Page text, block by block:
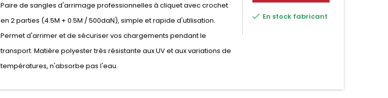
Paire de sangles d'arrimage professionnelles à cliquet avec crochet
en 2 parties (4.5M + 0.5M / 500daN), simple et rapide d'utilisation.
Permet d'arrimer et de sécuriser vos chargements pendant le
transport. Matière polyester très résistante aux UV et aux variations de
températures, n'absorbe pas l'eau.
 En stock fabricant